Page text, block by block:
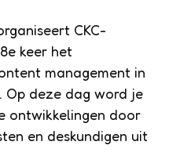
CKC-
keer het
management in
Op deze dag word je
ontwikkelingen door
en deskundigen uit